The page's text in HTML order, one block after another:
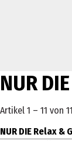
NUR
Artikel 1 – 11 von 11
NUR DIE Relax &